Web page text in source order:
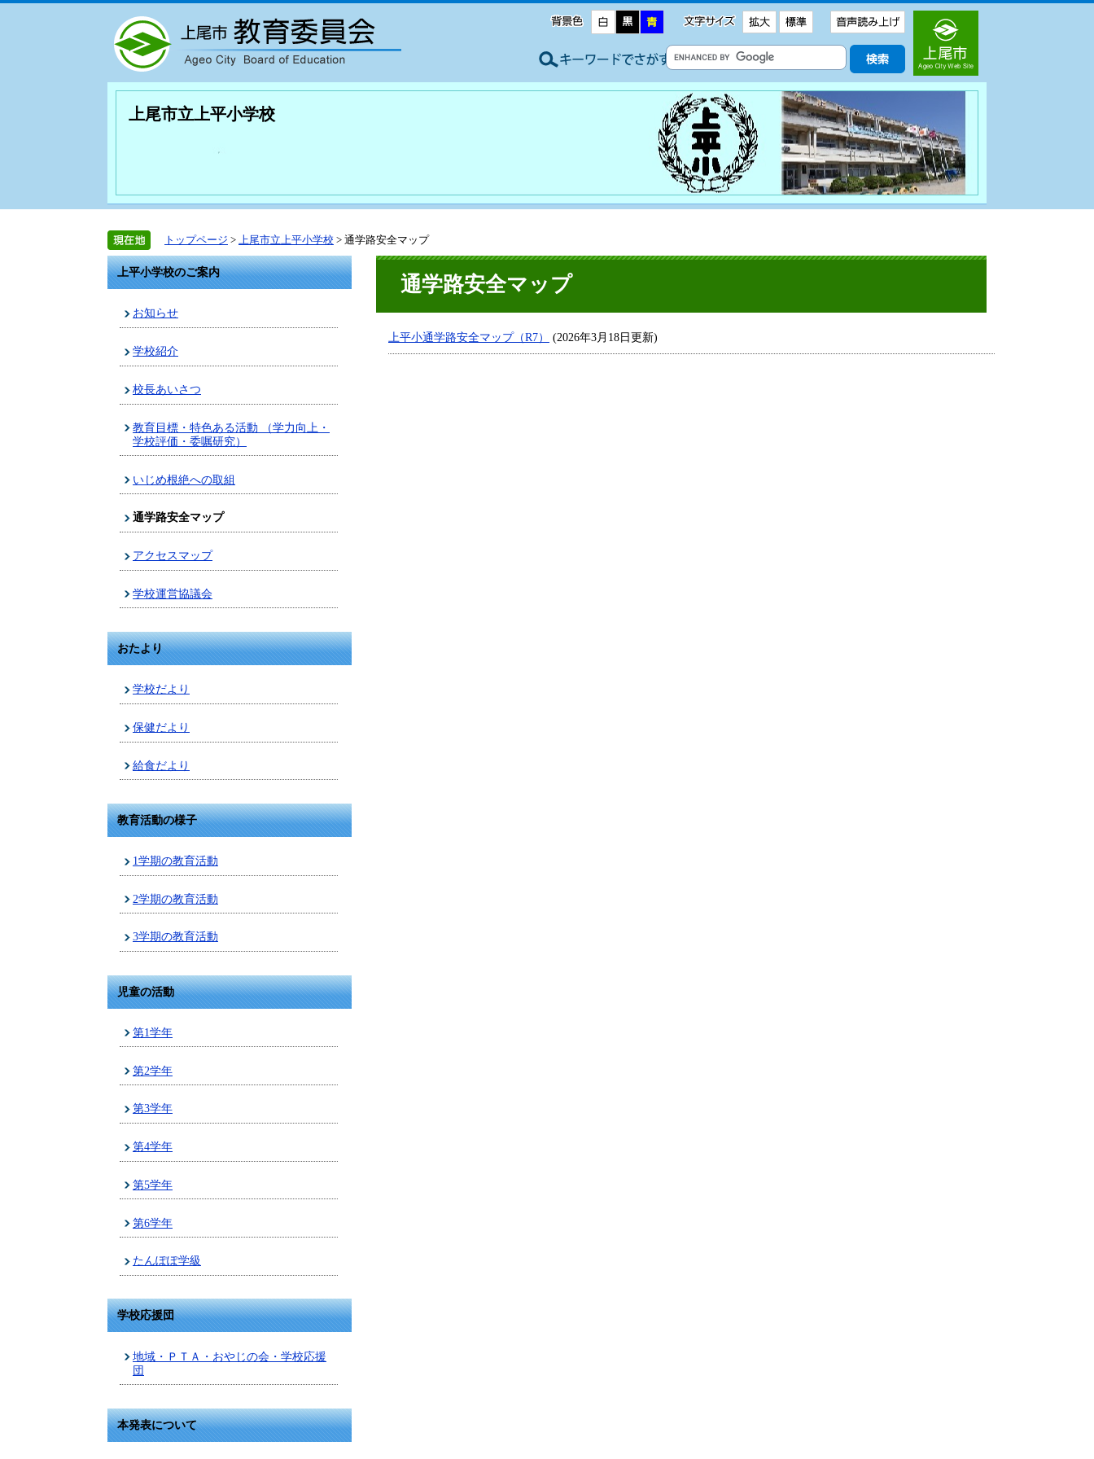
上尾市立上平小学校
トップページ > 上尾市立上平小学校 > 通学路安全マップ
上平小学校のご案内
お知らせ
学校紹介
校長あいさつ
教育目標・特色ある活動 （学力向上・
学校評価・委嘱研究）
いじめ根絶への取組
通学路安全マップ
アクセスマップ
学校運営協議会
おたより
学校だより
保健だより
給食だより
教育活動の様子
1学期の教育活動
2学期の教育活動
3学期の教育活動
児童の活動
第1学年
第2学年
第3学年
第4学年
第5学年
第6学年
たんぽぽ学級
学校応援団
地域・ＰＴＡ・おやじの会・学校応援
団
本発表について
通学路安全マップ
上平小通学路安全マップ（R7） (2026年3月18日更新)